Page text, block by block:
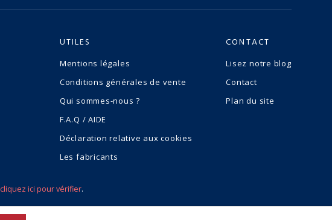
UTILES
Mentions légales
Conditions générales de vente
Qui sommes-nous ?
F.A.Q / AIDE
Déclaration relative aux cookies
Les fabricants
CONTACT
Lisez notre blog
Contact
Plan du site
cliquez ici pour vérifier.